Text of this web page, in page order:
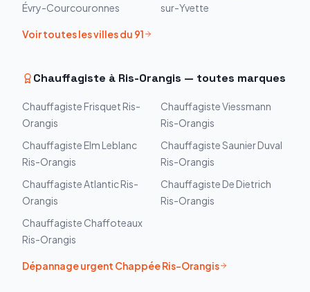
Évry-Courcouronnes
sur-Yvette
Voir toutes les villes du 91
Chauffagiste à Ris-Orangis — toutes marques
Chauffagiste Frisquet Ris-
Orangis
ChauffagisteViessmann
Ris-Orangis
Chauffagiste Elm Leblanc
Ris-Orangis
ChauffagisteSaunier Duval
Ris-Orangis
ChauffagisteAtlanticRis-
Orangis
Chauffagiste De Dietrich
Ris-Orangis
Chauffagiste Chaffoteaux
Ris-Orangis
Dépannage urgent ChappéeRis-Orangis